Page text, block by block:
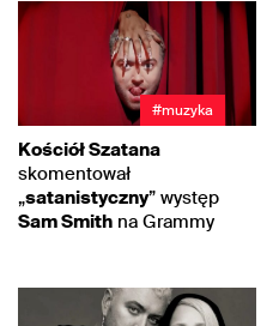
#muzyka
Kościół Szatana
skomentował
„satanistyczny” występ
Sam Smith na Grammy